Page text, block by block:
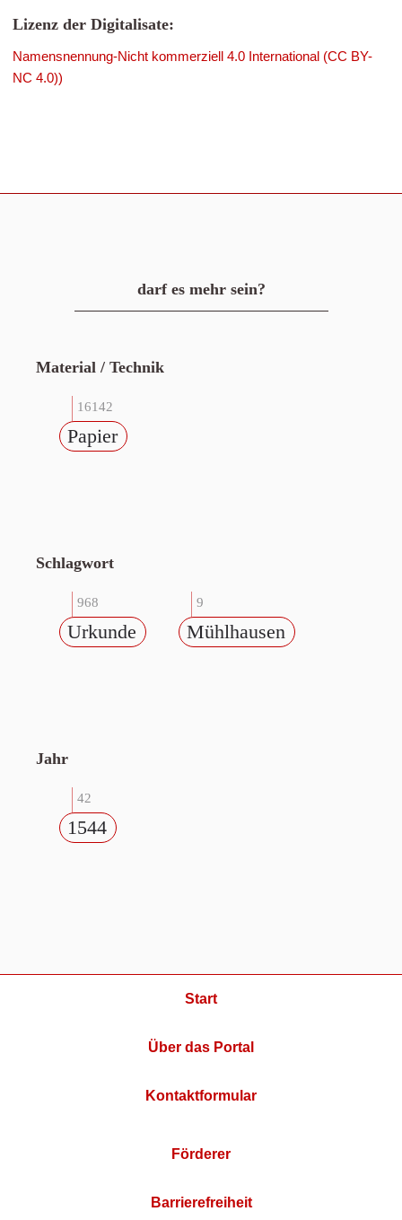
Lizenz der Digitalisate:
Namensnennung-Nicht kommerziell 4.0 International (CC BY-
NC 4.0))
darf es mehr sein?
Material / Technik
16142
Papier
Schlagwort
968
Urkunde
9
Mühlhausen
Jahr
42
1544
Start
Über das Portal
Kontaktformular
Förderer
Barrierefreiheit